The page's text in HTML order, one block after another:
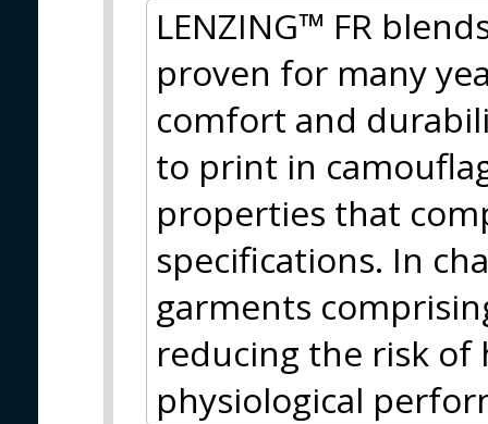
LENZING™ FR
proven for many
comfort and
to print in
properties that
specifications. In
garments
reducing the risk of
physiological